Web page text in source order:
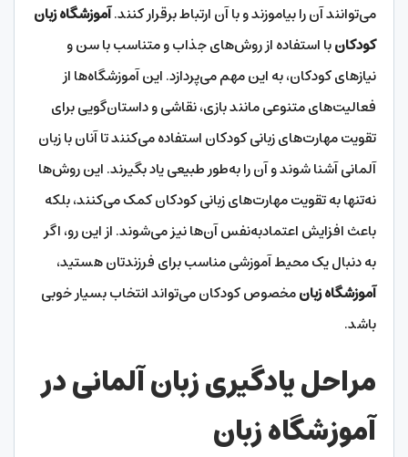
می‌توانند آن را بیاموزند و با آن ارتباط برقرار کنند.آموزشگاه زبان
کودکانبا استفاده از روش‌های جذاب و متناسب با سن و
نیازهای کودکان، به این مهم می‌پردازد. این آموزشگاه‌ها از
فعالیت‌های متنوعی مانند بازی، نقاشی و داستان‌گویی برای
تقویت مهارت‌های زبانی کودکان استفاده می‌کنند تا آنان با زبان
آلمانی آشنا شوند و آن را به‌طور طبیعی یاد بگیرند. این روش‌ها
نه‌تنها به تقویت مهارت‌های زبانی کودکان کمک می‌کنند، بلکه
باعث افزایش اعتمادبه‌نفس آن‌ها نیز می‌شوند. از این رو، اگر
به دنبال یک محیط آموزشی مناسب برای فرزندتان هستید،
آموزشگاه زبانمخصوص کودکان می‌تواند انتخاب بسیار خوبی
باشد.
مراحل یادگیری زبان آلمانی در
آموزشگاه زبان